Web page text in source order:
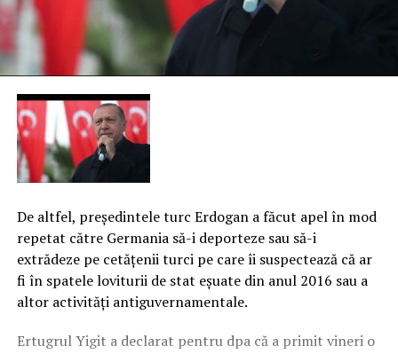
De altfel, preşedintele turc Erdogan a făcut apel în mod
repetat către Germania să-i deporteze sau să-i
extrădeze pe cetăţenii turci pe care îi suspectează că ar
fi în spatele loviturii de stat eşuate din anul 2016 sau a
altor activităţi antiguvernamentale.
Ertugrul Yigit a declarat pentru dpa că a primit vineri o